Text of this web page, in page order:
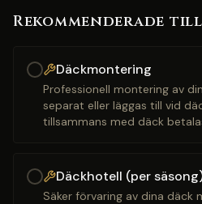
Rekommenderade
Däckmontering
Professionell montering av
separat eller läggas till vid
tillsammans med däck
Däckhotell (per
Säker förvaring av dina däck